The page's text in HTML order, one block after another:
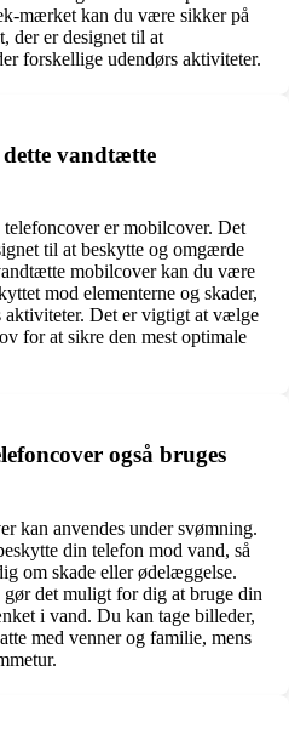
mærket kan du være sikker på
der er designet til at
forskellige udendørs aktiviteter.
vandtætte
er mobilcover. Det
til at beskytte og omgærde
mobilcover kan du være
mod elementerne og skader,
aktiviteter. Det er vigtigt at vælge
for at sikre den mest optimale
også bruges
kan anvendes under svømning.
din telefon mod vand, så
om skade eller ødelæggelse.
det muligt for dig at bruge din
i vand. Du kan tage billeder,
med venner og familie, mens